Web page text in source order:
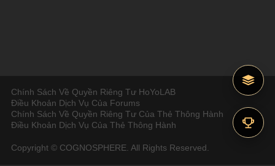
Chính Sách Về Quyền Riêng Tư HoYoLAB
Điều Khoản Dịch Vụ Của Forums
Chính Sách Về Quyền Riêng Tư Của Thẻ Thông Hành
Điều Khoản Dịch Vụ Của Thẻ Thông Hành
Copyright © COGNOSPHERE. All Rights Reserved.